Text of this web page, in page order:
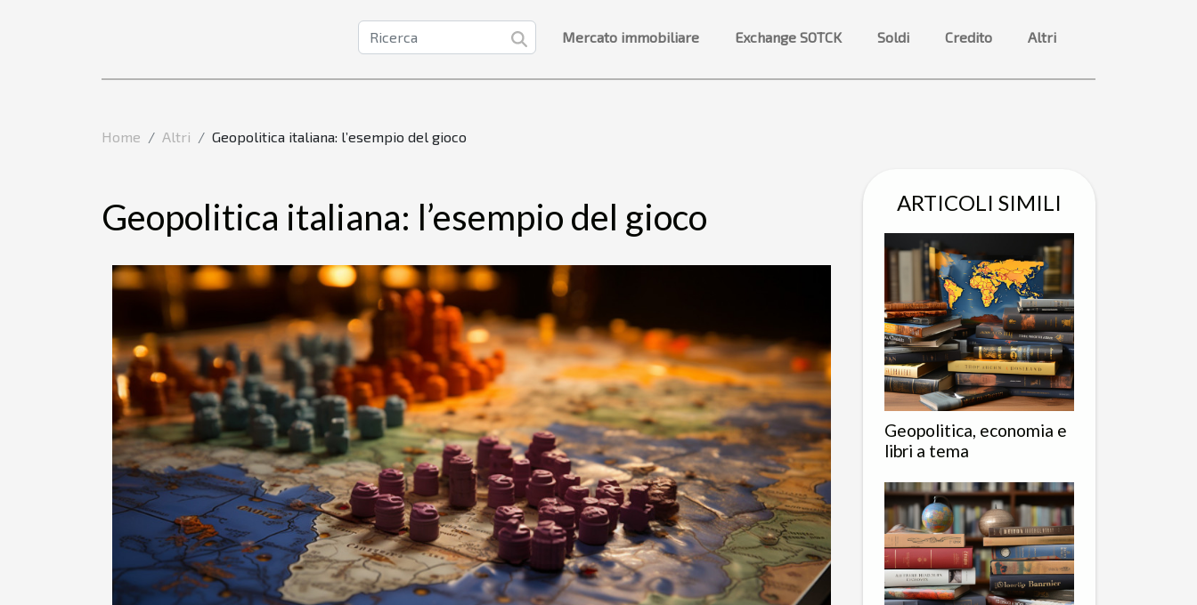
Mercato immobiliare Exchange SOTCK Soldi Credito Altri
Home Altri Geopolitica italiana: l’esempio del gioco
Geopolitica italiana: l’esempio del gioco ARTICOLI SIMILI
Geopolitica, economia e
libri a tema